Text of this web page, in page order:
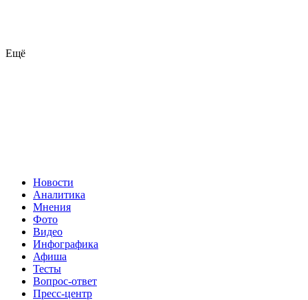
Ещё
Новости
Аналитика
Мнения
Фото
Видео
Инфографика
Афиша
Тесты
Вопрос-ответ
Пресс-центр